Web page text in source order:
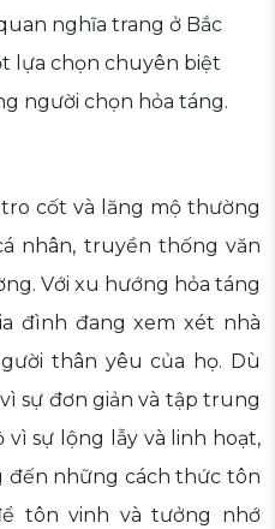
nghĩa trang ở Bắc
lựa chọn chuyên biệt
người chọn hỏa táng.
cốt và lăng mộ thường
nhân, truyền thống văn
Với xu hướng hỏa táng
đình đang xem xét nhà
thân yêu của họ. Dù
sự đơn giản và tập trung
vì sự lộng lẫy và linh hoạt,
đến những cách thức tôn
tôn vinh và tưởng nhớ